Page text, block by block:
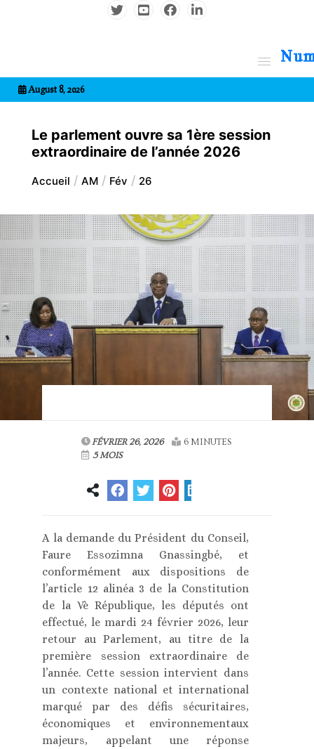
August 8, 2026
Le parlement ouvre sa 1ère session
extraordinaire de l’année 2026
Accueil AM Fév 26
FÉVRIER 26, 2026
6 MINUTES
5 MOIS
A la demande du Président du Conseil,
Faure Essozimna Gnassingbé, et
conformément aux dispositions de
l’article 12 alinéa 3 de la Constitution
de la Vè République, les députés ont
effectué, le mardi 24 février 2026, leur
retour au Parlement, au titre de la
première session extraordinaire de
l’année. Cette session intervient dans
un contexte national et international
marqué par des défis sécuritaires,
économiques et environnementaux
majeurs, appelant une réponse